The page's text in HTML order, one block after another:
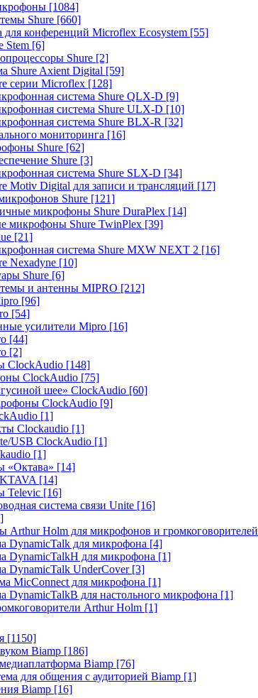
[1084]
Shure [660]
для конференций Microflex Ecosystem [55]
Stem [6]
Shure [2]
Shure Axient Digital [59]
серии Microflex [128]
система Shure QLX-D [9]
система Shure ULX-D [10]
система Shure BLX-R [32]
мониторинга [16]
Shure [62]
Shure [3]
система Shure SLX-D [34]
Motiv Digital для записи и трансляций [17]
Shure [121]
микрофоны Shure DuraPlex [14]
микрофоны Shure TwinPlex [39]
[21]
система Shure MXW NEXT 2 [16]
Nexadyne [10]
Shure [6]
и антенны MIPRO [212]
[96]
[54]
усилители Mipro [16]
[44]
[2]
ClockAudio [148]
ClockAudio [75]
шее» ClockAudio [60]
ClockAudio [9]
[1]
Clockaudio [1]
USB ClockAudio [1]
[1]
«Октава» [14]
[14]
Televic [16]
система связи Unite [16]
Holm для микрофонов и громкоговорителей
DynamicTalk для микрофона [4]
DynamicTalkH для микрофона [1]
DynamicTalk UnderCover [3]
MicConnect для микрофона [1]
DynamicTalkB для настольного микрофона [1]
Arthur Holm [1]
[1150]
Biamp [186]
Biamp [76]
для общения с аудиторией Biamp [1]
Biamp [16]